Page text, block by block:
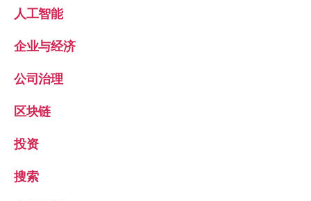
人工智能
企业与经济
公司治理
区块链
投资
搜索